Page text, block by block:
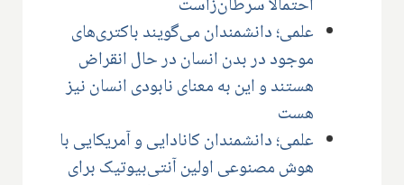
احتمالا سرطان‌زاست
علمی؛ دانشمندان می‌گویند باکتری‌های
موجود در بدن انسان در حال انقراض
هستند و این به معنای نابودی انسان نیز
هست
علمی؛ دانشمندان کانادایی و آمریکایی با
هوش مصنوعی اولین آنتی‌بیوتیک برای